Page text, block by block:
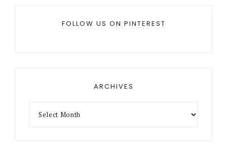
FOLLOW US ON PINTEREST
ARCHIVES